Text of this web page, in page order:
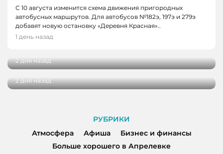
С 10 августа изменится схема движения пригородных
автобусных маршрутов. Для автобусов №182э, 197э и 279э
добавят новую остановку «Деревня Красная»..
1 день назад
НОВОСТИ
В Кузбассе наградили лучших тренеров,
2 дня назад
НОВОСТИ, НОВОСТИ КЕМЕРОВО
годом
2 дня назад
РУБРИКИ
Атмосфера
Афиша
Бизнес и финансы
Больше хорошего в Апрелевке